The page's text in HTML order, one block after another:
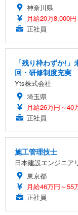
神奈川県
月給20万8,000円
正社員
「残り枠わずか!
回・研修制度充実
Yts株式会社
埼玉県
月給26万円～40
正社員
施工管理技士
日本建設エンジニア
東京都
月給46万円～55
正社員